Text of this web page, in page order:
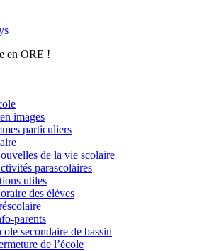
en ORE !
images
particuliers
de la vie scolaire
parascolaires
utiles
des élèves
parents
secondaire de bassin
de l’école